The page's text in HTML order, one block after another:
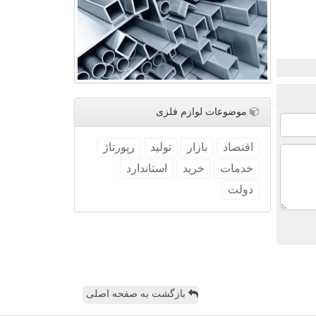
موضوعات لوازم فلزی
اقتصاد بازار تولید
رپورتاژ
خدمات
خرید
استاندارد
دولت
بازگشت به صفحه اصلی